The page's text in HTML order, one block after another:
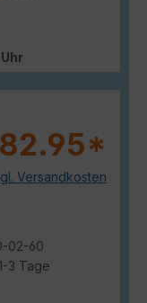
Versandkosten
02-60
3 Tage